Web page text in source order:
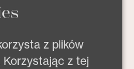
z plików
Korzystając z tej